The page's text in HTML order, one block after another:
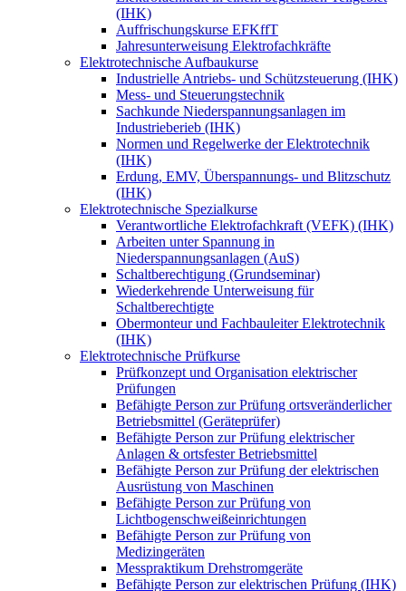
(IHK)
Auffrischungskurse EFKffT
Jahresunterweisung Elektrofachkräfte
Elektrotechnische Aufbaukurse
Industrielle Antriebs- und Schützsteuerung (IHK)
Mess- und Steuerungstechnik
Sachkunde Niederspannungsanlagen im
Industrieberieb (IHK)
Normen und Regelwerke der Elektrotechnik
(IHK)
Erdung, EMV, Überspannungs- und Blitzschutz
(IHK)
Elektrotechnische Spezialkurse
Verantwortliche Elektrofachkraft (VEFK) (IHK)
Arbeiten unter Spannung in
Niederspannungsanlagen (AuS)
Schaltberechtigung (Grundseminar)
Wiederkehrende Unterweisung für
Schaltberechtigte
Obermonteur und Fachbauleiter Elektrotechnik
(IHK)
Elektrotechnische Prüfkurse
Prüfkonzept und Organisation elektrischer
Prüfungen
Befähigte Person zur Prüfung ortsveränderlicher
Betriebsmittel (Geräteprüfer)
Befähigte Person zur Prüfung elektrischer
Anlagen & ortsfester Betriebsmittel
Befähigte Person zur Prüfung der elektrischen
Ausrüstung von Maschinen
Befähigte Person zur Prüfung von
Lichtbogenschweißeinrichtungen
Befähigte Person zur Prüfung von
Medizingeräten
Messpraktikum Drehstromgeräte
Befähigte Person zur elektrischen Prüfung (IHK)